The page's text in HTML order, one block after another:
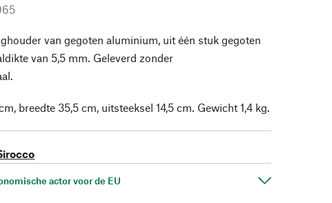
van gegoten aluminium, uit één stuk gegoten
van 5,5 mm. Geleverd zonder
breedte 35,5 cm, uitsteeksel 14,5 cm. Gewicht 1,4 kg.
actor voor de EU